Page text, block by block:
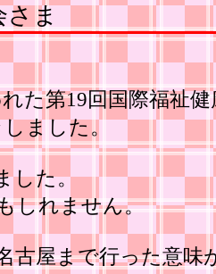
ま
た第19回国際福祉
ました。
した。
しれません。
古屋まで行った意味